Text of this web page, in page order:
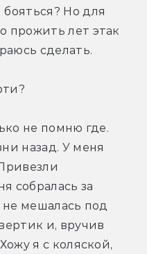
Но для
прожить лет этак
сделать.
не помню где.
назад. У меня
собралась за
не мешалась под
и, вручив
я с коляской,